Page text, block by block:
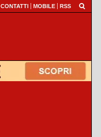
CONTATTI MOBILE RSS